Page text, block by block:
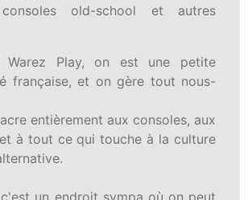
old-school et autres
Warez Play, on est une petite
française, et on gère tout nous-
entièrement aux consoles, aux
à tout ce qui touche à la culture
un endroit sympa où on peut